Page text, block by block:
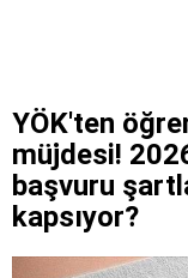
YÖK'ten
müjdesi!
başvuru
kapsıyor?